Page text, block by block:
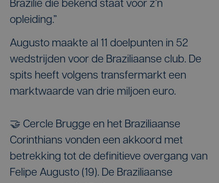
Brazilië die bekend staat voor z’n
opleiding.”
Augusto maakte al 11 doelpunten in 52
wedstrijden voor de Braziliaanse club. De
spits heeft volgens transfermarkt een
marktwaarde van drie miljoen euro.
🤝 Cercle Brugge en het Braziliaanse
Corinthians vonden een akkoord met
betrekking tot de definitieve overgang van
Felipe Augusto (19). De Braziliaanse